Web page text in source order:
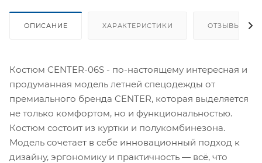
ОПИСАНИЕ ХАРАКТЕРИСТИКИ ОТЗЫВЫ
Костюм CENTER-06S - по-настоящему интересная и
продуманная модель летней спецодежды от
премиального бренда CENTER, которая выделяется
не только комфортом, но и функциональностью.
Костюм состоит из куртки и полукомбинезона.
Модель сочетает в себе инновационный подход к
дизайну, эргономику и практичность — всё, что